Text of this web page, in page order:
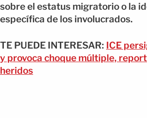
sobre el estatus migratorio o la
específica de los involucrados.
TE PUEDE INTERESAR: ICE
y provoca choque múltiple,
heridos